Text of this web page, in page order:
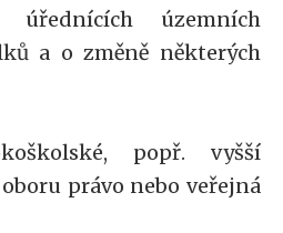
úřednících územních
a o změně některých
popř. vyšší
právo nebo veřejná